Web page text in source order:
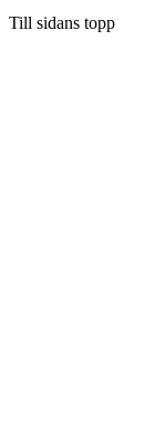
Till sidans topp